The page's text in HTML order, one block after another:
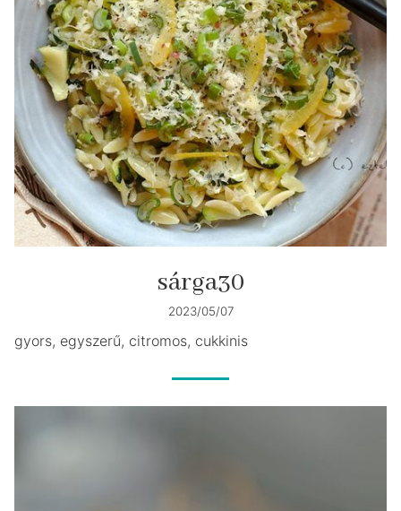
sárga30
2023/05/07
gyors, egyszerű, citromos, cukkinis